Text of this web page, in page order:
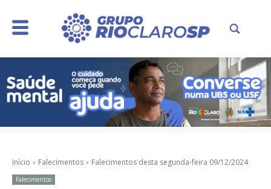
Início Falecimentos Falecimentos desta segunda-feira 09/12/2024
Falecimentos